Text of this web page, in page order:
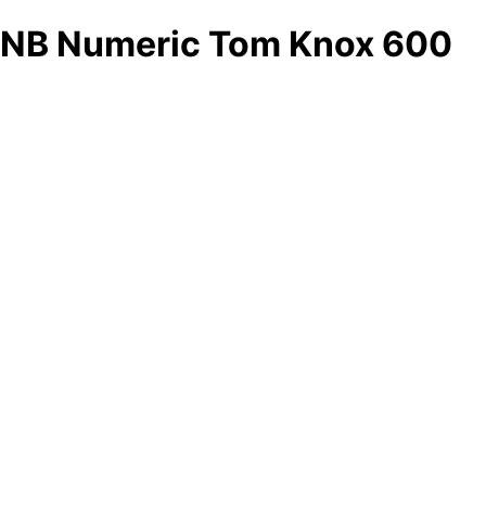
NB Numeric Tom Knox 600